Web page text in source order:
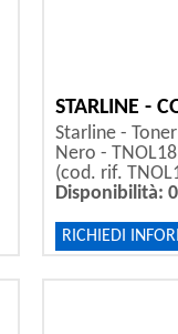
STARLINE -
Starline -
Nero -
(cod. rif.
Disponibilità: 0
RICHIEDI